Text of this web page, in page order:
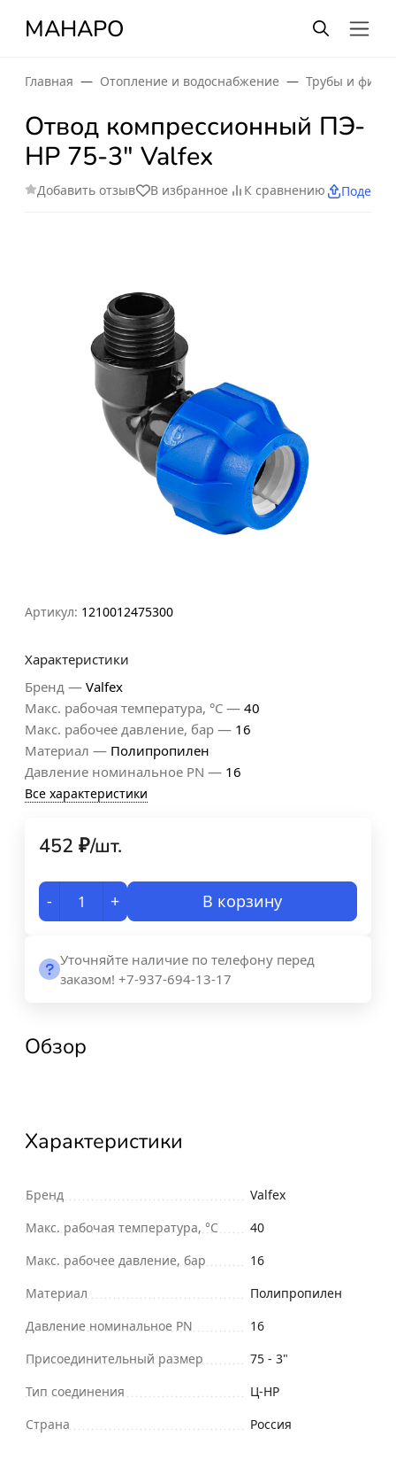
МАНАРО
Главная Отопление и водоснабжение Трубы и
Отвод компрессионный ПЭ-
НР 75-3" Valfex
Добавить отзыв В избранное К сравнению
Артикул: 1210012475300
Характеристики
Бренд — Valfex
Макс. рабочая температура, °С — 40
Макс. рабочее давление, бар — 16
Материал — Полипропилен
Давление номинальное PN — 16
Все характеристики
452 ₽/шт.
- + В корзину
Уточняйте наличие по телефону перед
заказом! +7-937-694-13-17
Обзор
Характеристики
Бренд
Valfex
Макс. рабочая температура, °С
40
Макс. рабочее давление, бар
16
Материал
Полипропилен
Давление номинальное PN
16
Присоединительный размер
75 - 3"
Тип соединения
Ц-НР
Страна
Россия